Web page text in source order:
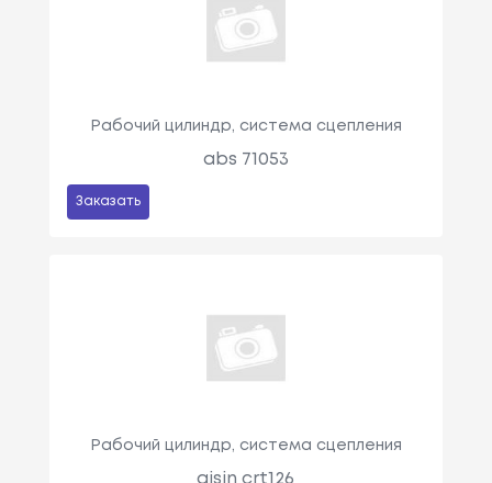
Рабочий цилиндр, система сцепления
abs 71053
Заказать
Рабочий цилиндр, система сцепления
aisin crt126